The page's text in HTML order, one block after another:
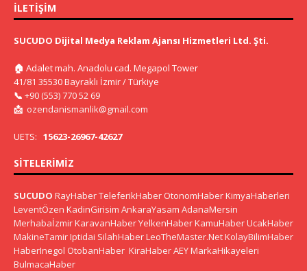
İLETIŞIM
SUCUDO Dijital Medya Reklam Ajansı Hizmetleri Ltd. Şti.
🏠 Adalet mah. Anadolu cad. Megapol Tower
41/81 35530 Bayraklı İzmir / Türkiye
📞 +90 (553) 770 52 69
📩 ozendanismanlik@gmail.com
UETS: 15623-26967-42627
SITELERIMIZ
SUCUDO RayHaberTeleferikHaber OtonomHaberKimyaHaberleri
LeventÖzen KadinGirisim AnkaraYasam AdanaMersin
MerhabaİzmirKaravanHaberYelkenHaberKamuHaberUcakHaber
MakineTamirIptidai SilahHaberLeoTheMaster.NetKolayBilimHaber
HaberInegol OtobanHaber KiraHaberAEYMarkaHikayeleri
BulmacaHaber